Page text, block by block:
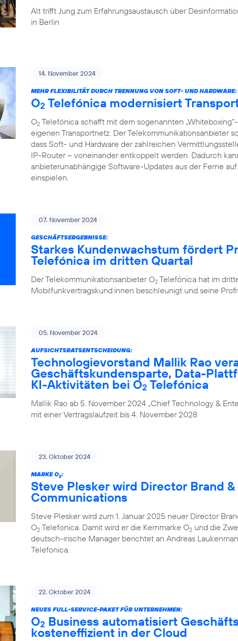
Alt trifft Jung zum Erfahrungsaustausch über
in Berlin
14. November 2024
MEHR FLEXIBILITÄT DURCH TRENNUNG VON SOFT- UND HARDWARE:
O2 Telefónica modernisiert
O2 Telefónica schafft mit dem sogenannten
eigenen Transportnetz. Der Telekommunikationsanbieter
dass Soft- und Hardware der zahlreichen
IP-Router – voneinander entkoppelt werden. Dadurch
anbieterunabhängige Software-Updates aus der Ferne
einspielen.
07. November 2024
GESCHÄFTSERGEBNISSE:
Starkes Kundenwachstum fördert
Telefónica im dritten Quartal
Der Telekommunikationsanbieter O2 Telefónica hat im
Mobilfunkvertragskund:innen beschleunigt und seine
05. November 2024
AUFSICHTSRATSENTSCHEIDUNG:
Technologievorstand Mallik Rao
Geschäftskundensparte, Data-
KI-Aktivitäten bei O2 Telefónica
Mallik Rao ab 5. November 2024 „Chief Technology &
mit einer Vertragslaufzeit bis 4. November 2028
23. Oktober 2024
MARKE O2:
Steve Plesker wird Director Brand
Communications
Steve Plesker wird zum 1. Januar 2025 neuer Director
O2 Telefonica. Damit wird er die Kernmarke O2 und die
deutsch-irische Manager berichtet an Andreas
Telefonica.
22. Oktober 2024
NEUES FULL-SERVICE-PAKET FÜR UNTERNEHMEN:
O2 Business automatisiert
kosteneffizient in der Cloud